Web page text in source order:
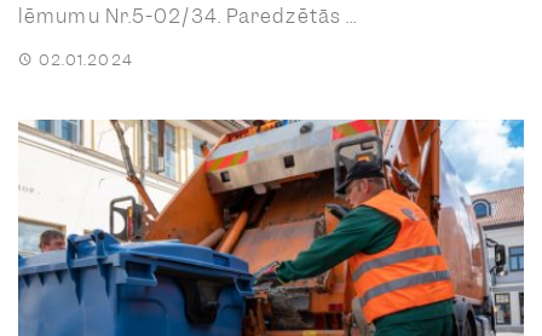
lēmumu Nr.5-02/34. Paredzētās ...
02.01.2024